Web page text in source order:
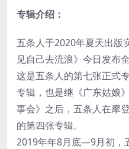
专辑介绍：
五条人于2020年夏天出版
见自己去流浪》今日发布
这是五条人的第七张正式
专辑，也是继《广东姑娘
事会》之后，五条人在摩
的第四张专辑。
2019年年8月底—9月初，